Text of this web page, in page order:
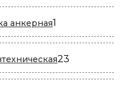
товара
анкерная1
товар
23
товара